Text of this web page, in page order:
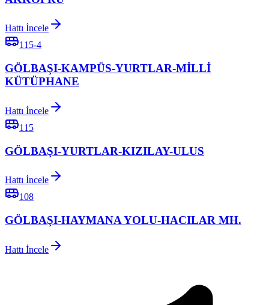
Hattı İncele
115-4
GÖLBAŞI-KAMPÜS-YURTLAR-MİLLİ
KÜTÜPHANE
Hattı İncele
115
GÖLBAŞI-YURTLAR-KIZILAY-ULUS
Hattı İncele
108
GÖLBAŞI-HAYMANA YOLU-HACILAR MH.
Hattı İncele